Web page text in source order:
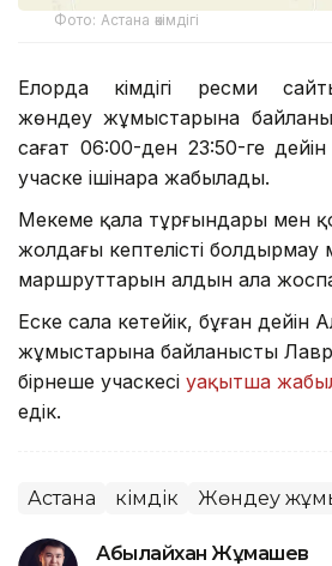
Фото: Астана әкімдігі
Елорда әкімдігі ресми
жөндеу жұмыстарына
сағат 06:00-ден 23:50-ге
учаске ішінара жабылады.
Мекеме қала тұрғындары мен
жолдағы кептелісті болдырмау
маршруттарын алдын ала
Еске сала кетейік, бұған
жұмыстарына байланысты
бірнеше учаскесі уақытша
едік.
Астана Әкімдік Жөндеу
Абылайхан Жұмашев